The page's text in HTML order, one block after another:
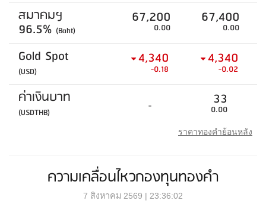
สมาคมฯ
96.5% (Baht)
67,200
0.00
67,400
0.00
Gold Spot
(USD)
4,340
-0.18
4,340
-0.02
ค่าเงินบาท
(USDTHB) - 33
0.00
ราคาทองคำย้อนหลัง
ความเคลื่อนไหวกองทุนทองคำ
7 สิงหาคม 2569 | 23:36:02